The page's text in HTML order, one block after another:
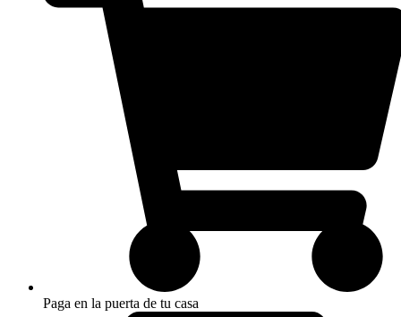
Paga en la puerta de tu casa